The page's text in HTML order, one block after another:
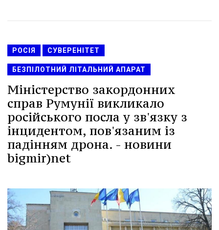
РОСІЯ СУВЕРЕНІТЕТ
БЕЗПІЛОТНИЙ ЛІТАЛЬНИЙ АПАРАТ
Міністерство закордонних
справ Румунії викликало
російського посла у зв'язку з
інцидентом, пов'язаним із
падінням дрона. - новини
bigmir)net